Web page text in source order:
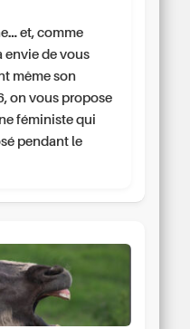
et, comme
envie de vous
même son
on vous propose
féministe qui
pendant le